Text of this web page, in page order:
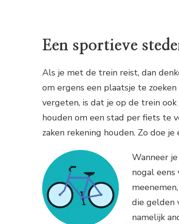
Een sportieve
Als je met de trein reist, dan
om ergens een plaatsje te
vergeten, is dat je op de trein
houden om een stad per fiets te
zaken rekening houden. Zo doe
Wanneer
nogal
die gelden
namelijk